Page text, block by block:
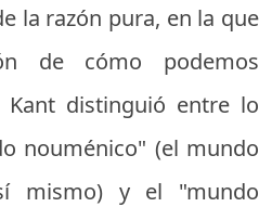
la razón pura, en la que
de cómo podemos
distinguió entre lo
nouménico" (el mundo
mismo) y el "mundo